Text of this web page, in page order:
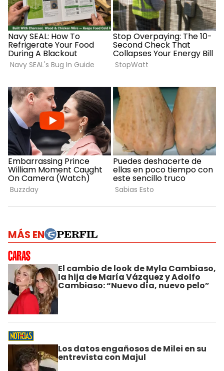
MÁS EN
El cambio de look de Myla Cambiaso,
la hija de María Vázquez y Adolfo
Cambiaso: “Nuevo día, nuevo pelo”
Los datos engañosos de Milei en su
entrevista con Majul